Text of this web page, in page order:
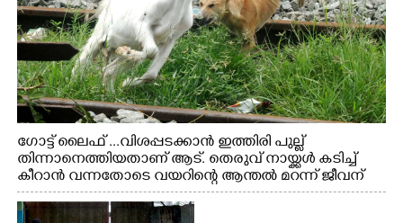
ഗോട്ട് ലൈഫ് ...വിശപ്പടക്കാൻ ഇത്തിരി പുല്ല്
തിന്നാനെത്തിയതാണ് ആട്. തെരുവ് നായ്ക്കൾ കടിച്ച്
കീറാൻ വന്നതോടെ വയറിന്റെ ആന്തൽ മറന്ന് ജീവന്
വേണ്ടിയായി ഓട്ടം. എറണാകുളം വാത്തുരുത്തിയിൽ
നിന്നുള്ള കാഴ്ച